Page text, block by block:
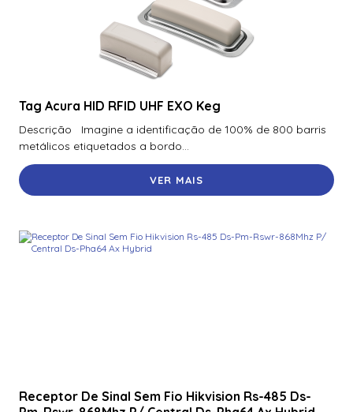
Tag Acura HID RFID UHF EXO Keg
Descrição Imagine a identificação de 100% de 800 barris
metálicos etiquetados a bordo...
VER MAIS
Receptor De Sinal Sem Fio Hikvision Rs-485 Ds-